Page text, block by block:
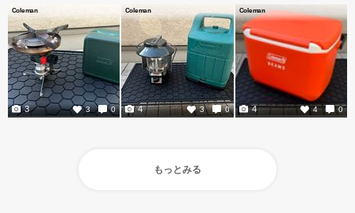
Coleman
3 0
3
Coleman
3 0
4
Coleman
4 0
4
もっとみる